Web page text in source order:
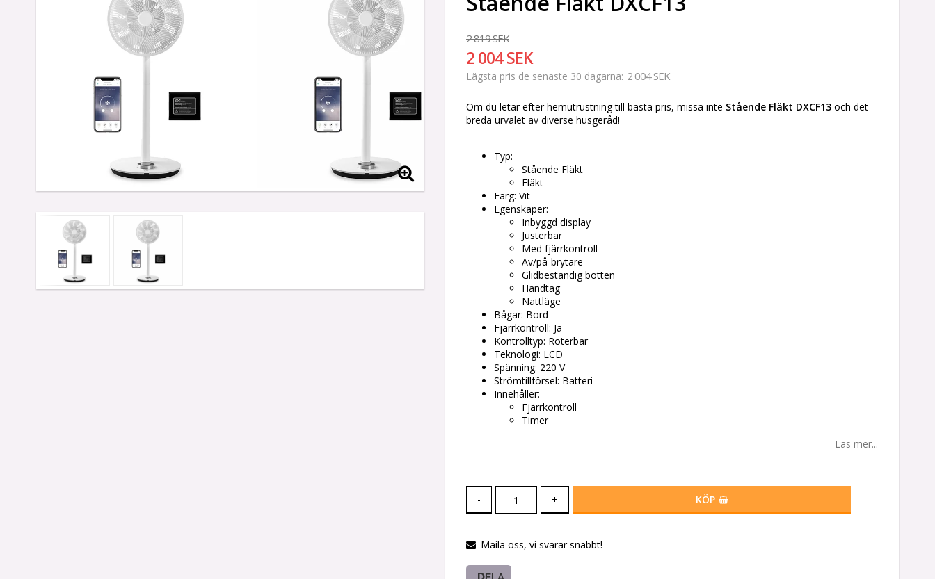
2 819 SEK
2 004 SEK
Lägsta pris de senaste 30 dagarna 2 004 SEK
Om du letar efter hemutrustning till basta pris, missa inte Stående Fläkt DXCF13 och det
breda urvalet av diverse husgeråd!
Typ:
Stående Fläkt
Fläkt
Färg: Vit
Egenskaper:
Inbyggd display
Justerbar
Med fjärrkontroll
Av/på-brytare
Glidbeständig botten
Handtag
Nattläge
Bågar: Bord
Fjärrkontroll: Ja
Kontrolltyp: Roterbar
Teknologi: LCD
Spänning: 220 V
Strömtillförsel: Batteri
Innehåller:
Fjärrkontroll
Timer
Läs mer...
- + KÖP
Maila oss, vi svarar snabbt!